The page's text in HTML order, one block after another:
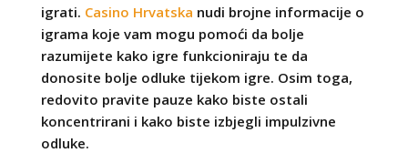
igrati. Casino Hrvatska nudi brojne informacije o
igrama koje vam mogu pomoći da bolje
razumijete kako igre funkcioniraju te da
donosite bolje odluke tijekom igre. Osim toga,
redovito pravite pauze kako biste ostali
koncentrirani i kako biste izbjegli impulzivne
odluke.